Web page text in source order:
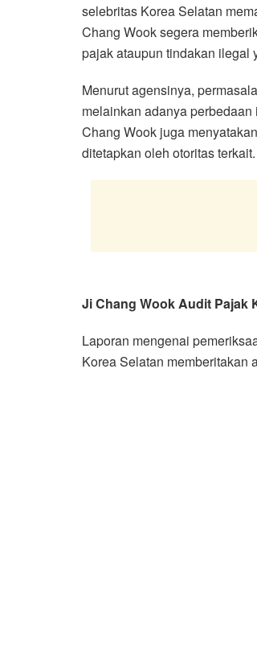
selebritas Korea Selatan
Chang Wook segera
pajak ataupun tindakan ilegal
Menurut agensinya,
melainkan adanya
Chang Wook juga
ditetapkan oleh otoritas terkait.
Ji Chang Wook Audit Pajak
Laporan mengenai
Korea Selatan memberitakan